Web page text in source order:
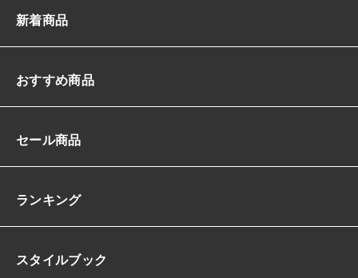
新着商品
おすすめ商品
セール商品
ランキング
スタイルブック